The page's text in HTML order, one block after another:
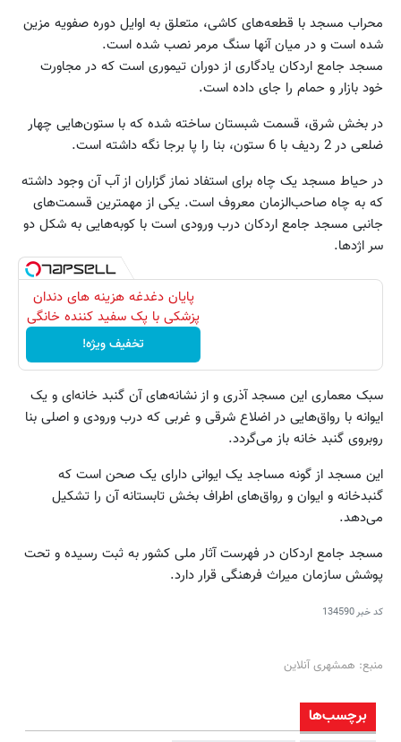
محراب مسجد با قطعه‌های کاشی، متعلق به اوایل دوره صفویه مزین
شده است و در میان آنها سنگ مرمر نصب شده است.
مسجد جامع اردکان یادگاری از دوران تیموری است که در مجاورت
خود بازار و حمام را جای داده است.
در بخش شرق، قسمت شبستان ساخته شده که با ستون‌هایی چهار
ضلعی در 2 ردیف با 6 ستون، بنا را پا برجا نگه داشته است.
در حیاط مسجد یک چاه برای استفاد نماز گزاران از آب آن وجود داشته
که به چاه صاحب‌الزمان معروف است. یکی از مهمترین قسمت‌های
جانبی مسجد جامع اردکان درب ورودی است با کوبه‌هایی به شکل دو
سر اژدها.
پایان دغدغه هزینه های دندان
پزشکی با پک سفید کننده خانگی
تخفیف ویژه!
سبک معماری این مسجد آذری و از نشانه‌های آن گنبد خانه‌ای و یک
ایوانه با رواق‌هایی در اضلاع شرقی و غربی که درب ورودی و اصلی بنا
روبروی گنبد خانه باز می‌گردد.
این مسجد از گونه مساجد یک ایوانی دارای یک صحن است که
گنبدخانه و ایوان و رواق‌های اطراف بخش تابستانه آن را تشکیل
می‌دهد.
مسجد جامع اردکان در فهرست آثار ملی کشور به ثبت رسیده و تحت
پوشش سازمان میراث فرهنگی قرار دارد.
کد خبر134590
منبع: همشهری آنلاین
برچسب‌ها